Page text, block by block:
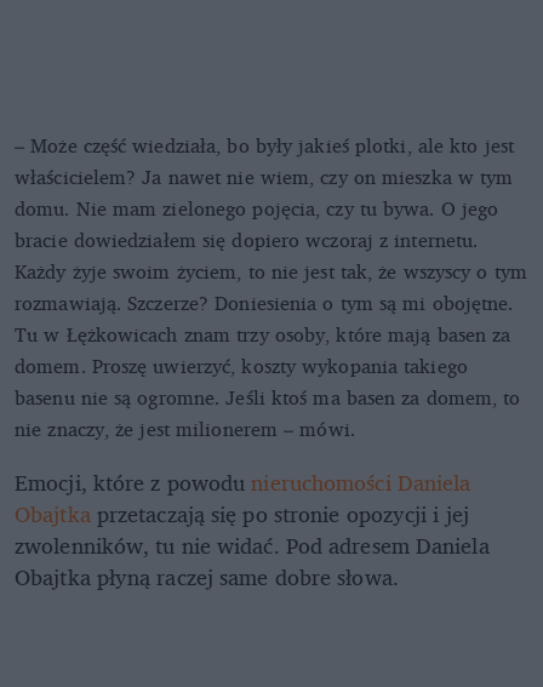
– Może część wiedziała, bo były jakieś plotki, ale kto jest
właścicielem? Ja nawet nie wiem, czy on mieszka w tym
domu. Nie mam zielonego pojęcia, czy tu bywa. O jego
bracie dowiedziałem się dopiero wczoraj z internetu.
Każdy żyje swoim życiem, to nie jest tak, że wszyscy o tym
rozmawiają. Szczerze? Doniesienia o tym są mi obojętne.
Tu w Łężkowicach znam trzy osoby, które mają basen za
domem. Proszę uwierzyć, koszty wykopania takiego
basenu nie są ogromne. Jeśli ktoś ma basen za domem, to
nie znaczy, że jest milionerem – mówi.
Emocji, które z powodunieruchomości Daniela
Obajtkaprzetaczają się po stronie opozycji i jej
zwolenników, tu nie widać. Pod adresem Daniela
Obajtka płyną raczej same dobre słowa.